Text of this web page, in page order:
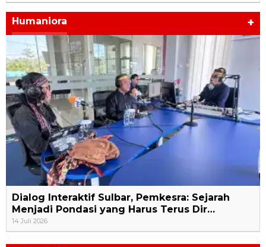
Humaniora +
Dialog Interaktif Sulbar, Pemkesra: Sejarah
Menjadi Pondasi yang Harus Terus Dir…
14 Juli 2026